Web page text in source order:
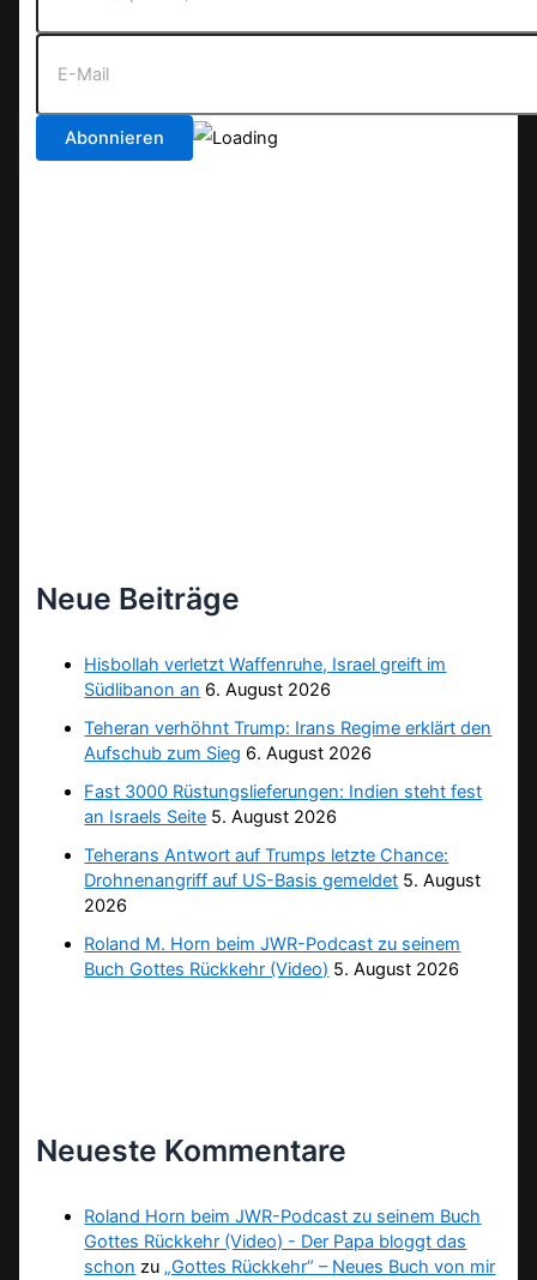
Neue Beiträge
Hisbollah verletzt Waffenruhe, Israel greift im
Südlibanon an 6. August 2026
Teheran verhöhnt Trump: Irans Regime erklärt den
Aufschub zum Sieg 6. August 2026
Fast 3000 Rüstungslieferungen: Indien steht fest
an Israels Seite 5. August 2026
Teherans Antwort auf Trumps letzte Chance:
Drohnenangriff auf US-Basis gemeldet 5. August
2026
Roland M. Horn beim JWR-Podcast zu seinem
Buch Gottes Rückkehr (Video) 5. August 2026
Neueste Kommentare
Roland Horn beim JWR-Podcast zu seinem Buch
Gottes Rückkehr (Video) - Der Papa bloggt das
schon zu „Gottes Rückkehr“ – Neues Buch von mir